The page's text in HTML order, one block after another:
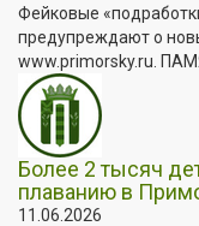
Фейковые
предупреждают о
www.primorsky.ru.
Более 2 тысяч
плаванию в
11.06.2026